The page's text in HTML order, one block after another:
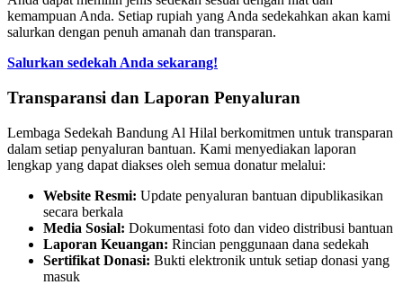
kemampuan Anda. Setiap rupiah yang Anda sedekahkan akan kami
salurkan dengan penuh amanah dan transparan.
Salurkan sedekah Anda sekarang!
Transparansi dan Laporan Penyaluran
Lembaga Sedekah Bandung Al Hilal berkomitmen untuk transparan
dalam setiap penyaluran bantuan. Kami menyediakan laporan
lengkap yang dapat diakses oleh semua donatur melalui:
Website Resmi: Update penyaluran bantuan dipublikasikan
secara berkala
Media Sosial: Dokumentasi foto dan video distribusi bantuan
Laporan Keuangan: Rincian penggunaan dana sedekah
Sertifikat Donasi: Bukti elektronik untuk setiap donasi yang
masuk